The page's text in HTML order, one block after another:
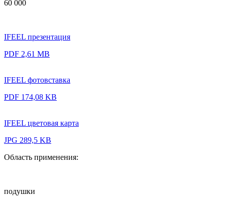
60 000
IFEEL презентация
PDF 2,61 MB
IFEEL фотовставка
PDF 174,08 KB
IFEEL цветовая карта
JPG 289,5 KB
Область применения:
подушки